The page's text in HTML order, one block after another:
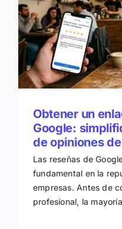
Obtener un
Google:
de opiniones
Las reseñas de
fundamental en la
empresas. Antes de
profesional, la